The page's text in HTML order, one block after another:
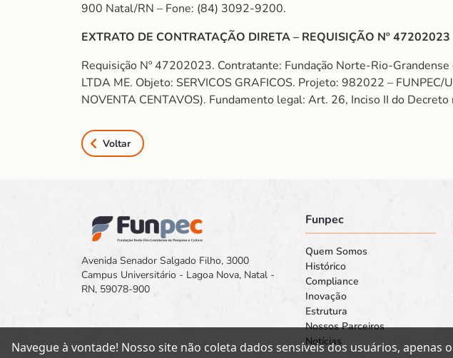
900 Natal/RN – Fone: (84) 3092-9200.
EXTRATO DE CONTRATAÇÃO DIRETA – REQUISIÇÃO Nº 47202023
Requisição Nº 47202023. Contratante: Fundação Norte-Rio-
LTDA ME. Objeto: SERVICOS GRAFICOS. Projeto: 982022 –
NOVENTA CENTAVOS). Fundamento legal: Art. 26, Inciso II do
Voltar
Avenida Senador Salgado Filho, 3000
Campus Universitário - Lagoa Nova, Natal -
RN, 59078-900
Funpec
Quem Somos
Histórico
Compliance
Inovação
Estrutura
Nossos Parceiros
Notícias
Navegue à vontade! Nosso site não coleta dados sensíveis dos usuários,